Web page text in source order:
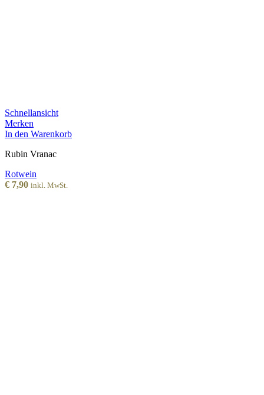
Schnellansicht
Merken
In den Warenkorb
Rubin Vranac
Rotwein
€ 7,90 inkl. MwSt.